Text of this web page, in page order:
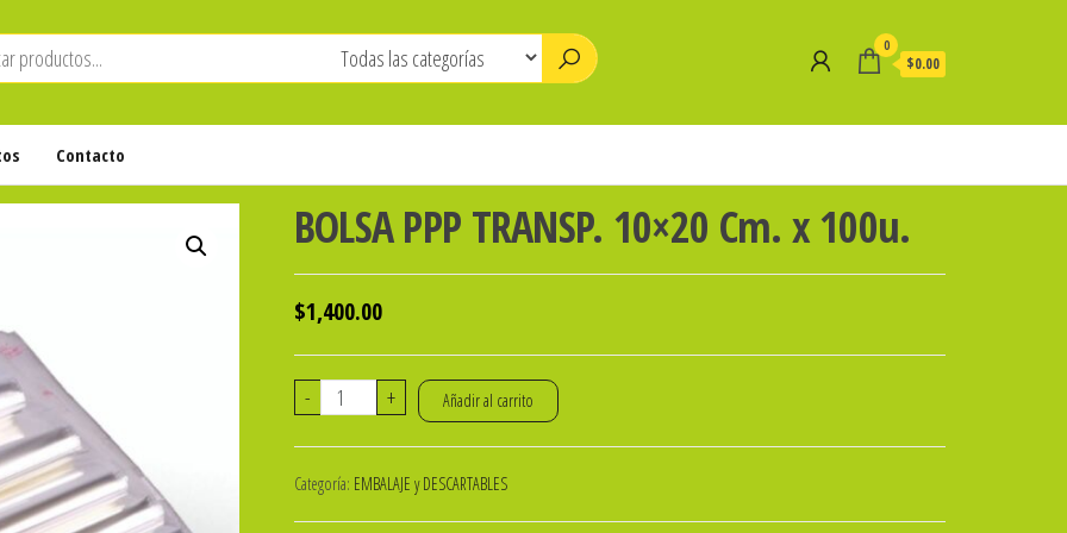
0
$0.00
Contacto
BOLSA PPP TRANSP. 10×20 Cm. x 100u.
$1,400.00
-
BOLSA
10x20
+ Añadir al carrito
Categoría: EMBALAJE y DESCARTABLES